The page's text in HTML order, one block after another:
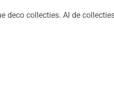
deco collecties. Al de